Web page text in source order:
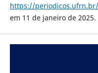
https://
em 11 de janeiro de 2025.